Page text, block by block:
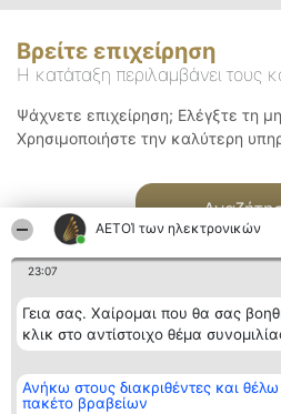
ΑΕΤΟΊ των ηλεκτρονικών
23:07
Γεια σας. Χαίρομαι που θα σας
κλικ στο αντίστοιχο θέμα
Ανήκω στους διακριθέντες και
πακέτο βραβείων
Βρείτε επιχείρηση
Η κατάταξη περιλαμβάνει τους
Ψάχνετε επιχείρηση; Ελέγξτε τη
Χρησιμοποιήστε την καλύτερη
Διοργανωτής της
κατάταξης
BEAUTIFUL COMPANY
Κατάταξη
Διακριθέντες